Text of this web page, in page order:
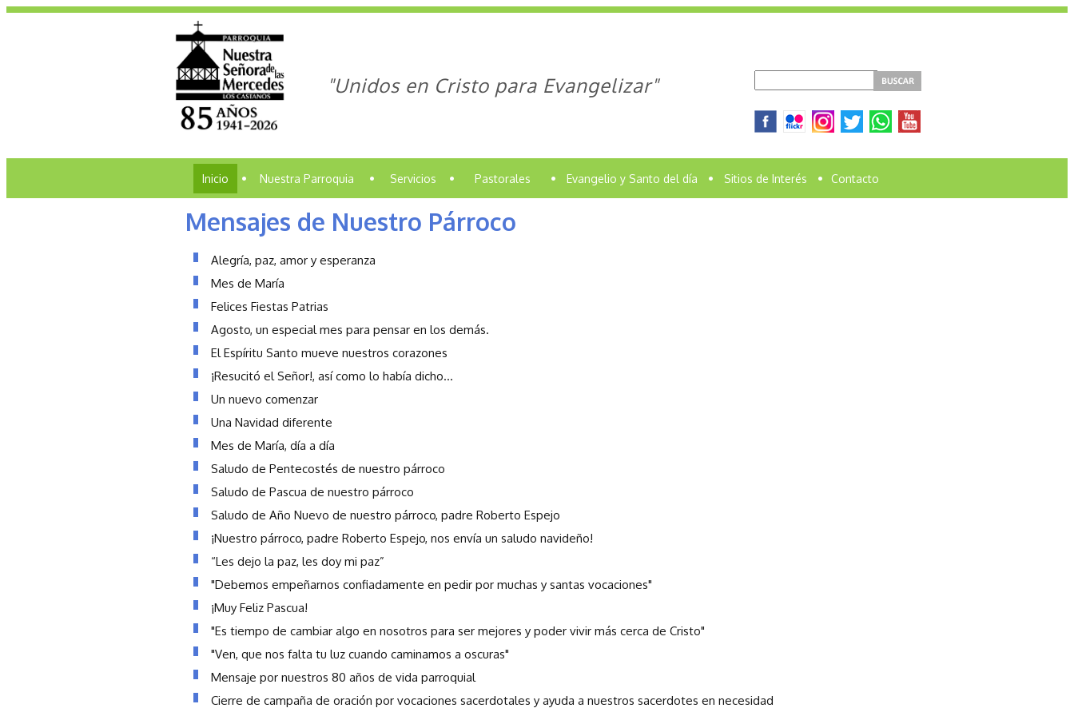
"Unidos en Cristo para Evangelizar"
Inicio • Nuestra Parroquia • Servicios • Pastorales • Evangelio y Santo del día • Sitios de Interés • Contacto
Mensajes de Nuestro Párroco
Alegría, paz, amor y esperanza
Mes de María
Felices Fiestas Patrias
Agosto, un especial mes para pensar en los demás.
El Espíritu Santo mueve nuestros corazones
¡Resucitó el Señor!, así como lo había dicho...
Un nuevo comenzar
Una Navidad diferente
Mes de María, día a día
Saludo de Pentecostés de nuestro párroco
Saludo de Pascua de nuestro párroco
Saludo de Año Nuevo de nuestro párroco, padre Roberto Espejo
¡Nuestro párroco, padre Roberto Espejo, nos envía un saludo navideño!
“Les dejo la paz, les doy mi paz”
"Debemos empeñarnos confiadamente en pedir por muchas y santas vocaciones"
¡Muy Feliz Pascua!
"Es tiempo de cambiar algo en nosotros para ser mejores y poder vivir más cerca de Cristo"
"Ven, que nos falta tu luz cuando caminamos a oscuras"
Mensaje por nuestros 80 años de vida parroquial
Cierre de campaña de oración por vocaciones sacerdotales y ayuda a nuestros sacerdotes en necesidad